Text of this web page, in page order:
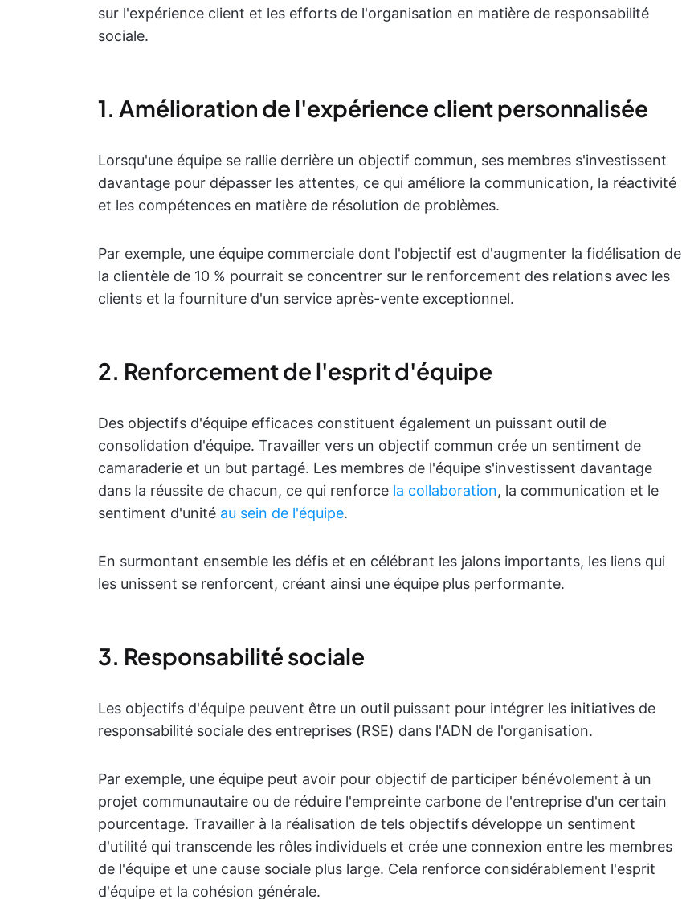
sur l'expérience client et les efforts de l'organisation en matière de responsabilité
sociale.
1. Amélioration de l'expérience client personnalisée
Lorsqu'une équipe se rallie derrière un objectif commun, ses membres s'investissent
davantage pour dépasser les attentes, ce qui améliore la communication, la réactivité
et les compétences en matière de résolution de problèmes.
Par exemple, une équipe commerciale dont l'objectif est d'augmenter la fidélisation de
la clientèle de 10 % pourrait se concentrer sur le renforcement des relations avec les
clients et la fourniture d'un service après-vente exceptionnel.
2. Renforcement de l'esprit d'équipe
Des objectifs d'équipe efficaces constituent également un puissant outil de
consolidation d'équipe. Travailler vers un objectif commun crée un sentiment de
camaraderie et un but partagé. Les membres de l'équipe s'investissent davantage
dans la réussite de chacun, ce qui renforce la collaboration, la communication et le
sentiment d'unité au sein de l'équipe.
En surmontant ensemble les défis et en célébrant les jalons importants, les liens qui
les unissent se renforcent, créant ainsi une équipe plus performante.
3. Responsabilité sociale
Les objectifs d'équipe peuvent être un outil puissant pour intégrer les initiatives de
responsabilité sociale des entreprises (RSE) dans l'ADN de l'organisation.
Par exemple, une équipe peut avoir pour objectif de participer bénévolement à un
projet communautaire ou de réduire l'empreinte carbone de l'entreprise d'un certain
pourcentage. Travailler à la réalisation de tels objectifs développe un sentiment
d'utilité qui transcende les rôles individuels et crée une connexion entre les membres
de l'équipe et une cause sociale plus large. Cela renforce considérablement l'esprit
d'équipe et la cohésion générale.